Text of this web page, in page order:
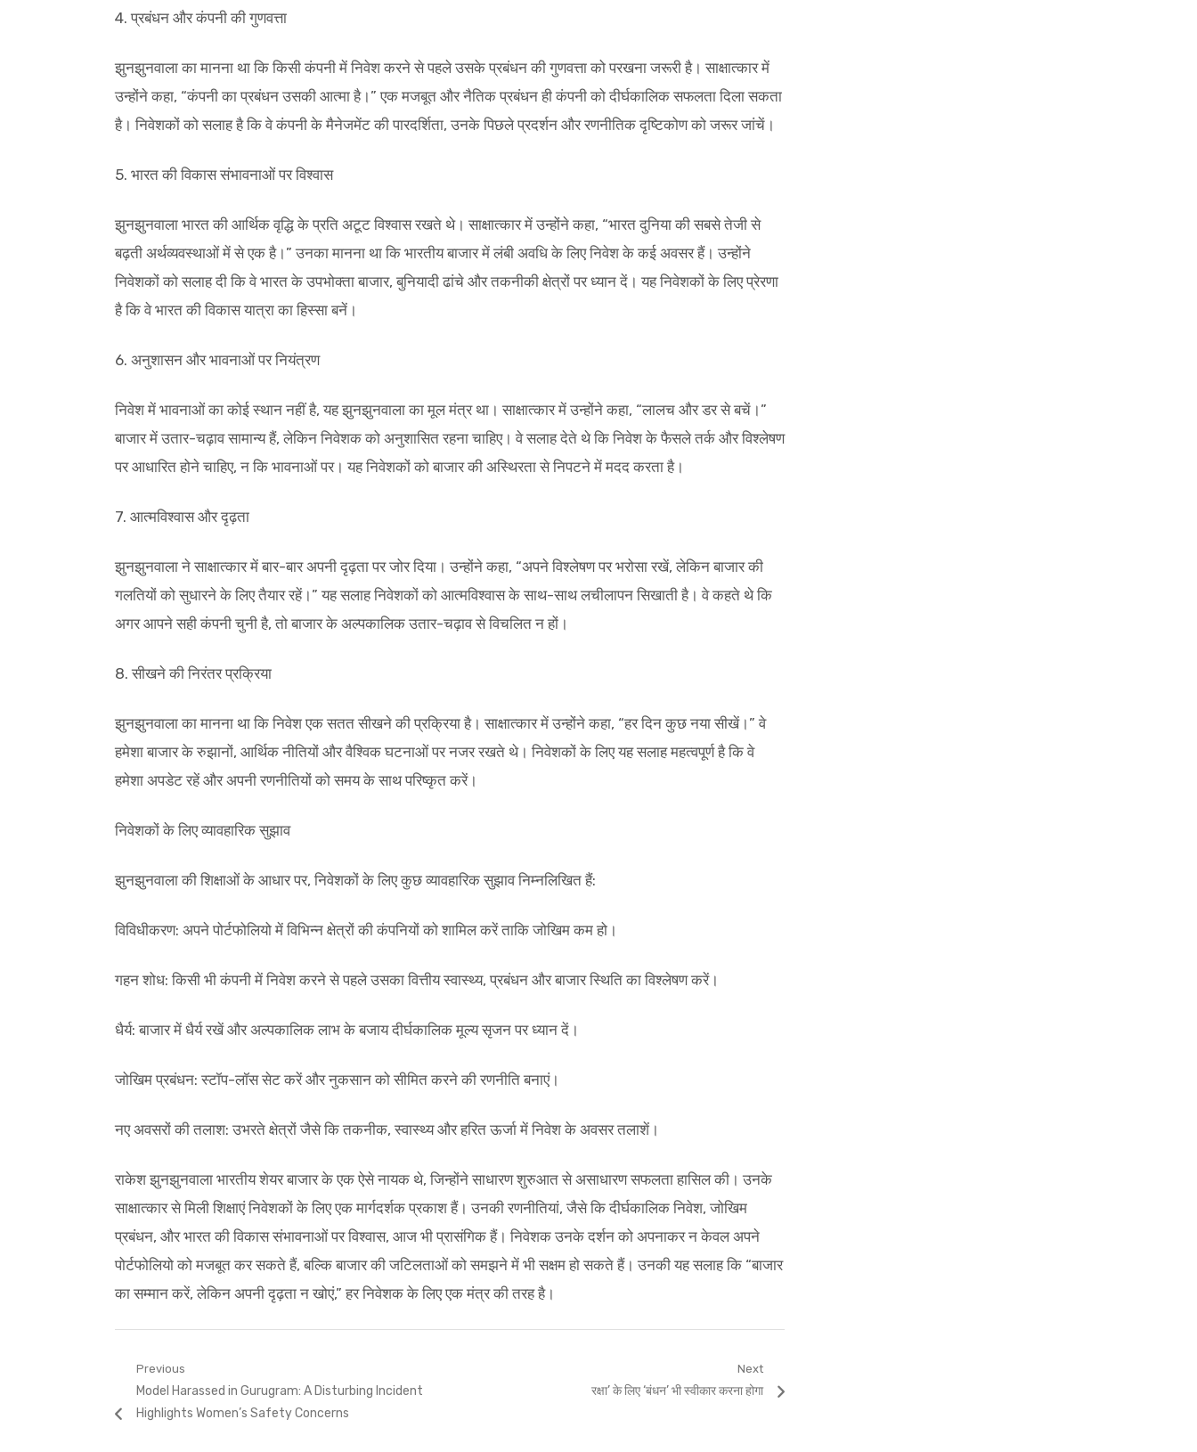
4. प्रबंधन और कंपनी की गुणवत्ता
झुनझुनवाला का मानना था कि किसी कंपनी में निवेश करने से पहले उसके प्रबंधन की गुणवत्ता को परखना जरूरी है। साक्षात्कार में
उन्होंने कहा, “कंपनी का प्रबंधन उसकी आत्मा है।” एक मजबूत और नैतिक प्रबंधन ही कंपनी को दीर्घकालिक सफलता दिला सकता
है। निवेशकों को सलाह है कि वे कंपनी के मैनेजमेंट की पारदर्शिता, उनके पिछले प्रदर्शन और रणनीतिक दृष्टिकोण को जरूर जांचें।
5. भारत की विकास संभावनाओं पर विश्वास
झुनझुनवाला भारत की आर्थिक वृद्धि के प्रति अटूट विश्वास रखते थे। साक्षात्कार में उन्होंने कहा, “भारत दुनिया की सबसे तेजी से
बढ़ती अर्थव्यवस्थाओं में से एक है।” उनका मानना था कि भारतीय बाजार में लंबी अवधि के लिए निवेश के कई अवसर हैं। उन्होंने
निवेशकों को सलाह दी कि वे भारत के उपभोक्ता बाजार, बुनियादी ढांचे और तकनीकी क्षेत्रों पर ध्यान दें। यह निवेशकों के लिए प्रेरणा
है कि वे भारत की विकास यात्रा का हिस्सा बनें।
6. अनुशासन और भावनाओं पर नियंत्रण
निवेश में भावनाओं का कोई स्थान नहीं है, यह झुनझुनवाला का मूल मंत्र था। साक्षात्कार में उन्होंने कहा, “लालच और डर से बचें।”
बाजार में उतार-चढ़ाव सामान्य हैं, लेकिन निवेशक को अनुशासित रहना चाहिए। वे सलाह देते थे कि निवेश के फैसले तर्क और विश्लेषण
पर आधारित होने चाहिए, न कि भावनाओं पर। यह निवेशकों को बाजार की अस्थिरता से निपटने में मदद करता है।
7. आत्मविश्वास और दृढ़ता
झुनझुनवाला ने साक्षात्कार में बार-बार अपनी दृढ़ता पर जोर दिया। उन्होंने कहा, “अपने विश्लेषण पर भरोसा रखें, लेकिन बाजार की
गलतियों को सुधारने के लिए तैयार रहें।” यह सलाह निवेशकों को आत्मविश्वास के साथ-साथ लचीलापन सिखाती है। वे कहते थे कि
अगर आपने सही कंपनी चुनी है, तो बाजार के अल्पकालिक उतार-चढ़ाव से विचलित न हों।
8. सीखने की निरंतर प्रक्रिया
झुनझुनवाला का मानना था कि निवेश एक सतत सीखने की प्रक्रिया है। साक्षात्कार में उन्होंने कहा, “हर दिन कुछ नया सीखें।” वे
हमेशा बाजार के रुझानों, आर्थिक नीतियों और वैश्विक घटनाओं पर नजर रखते थे। निवेशकों के लिए यह सलाह महत्वपूर्ण है कि वे
हमेशा अपडेट रहें और अपनी रणनीतियों को समय के साथ परिष्कृत करें।
निवेशकों के लिए व्यावहारिक सुझाव
झुनझुनवाला की शिक्षाओं के आधार पर, निवेशकों के लिए कुछ व्यावहारिक सुझाव निम्नलिखित हैं:
विविधीकरण: अपने पोर्टफोलियो में विभिन्न क्षेत्रों की कंपनियों को शामिल करें ताकि जोखिम कम हो।
गहन शोध: किसी भी कंपनी में निवेश करने से पहले उसका वित्तीय स्वास्थ्य, प्रबंधन और बाजार स्थिति का विश्लेषण करें।
धैर्य: बाजार में धैर्य रखें और अल्पकालिक लाभ के बजाय दीर्घकालिक मूल्य सृजन पर ध्यान दें।
जोखिम प्रबंधन: स्टॉप-लॉस सेट करें और नुकसान को सीमित करने की रणनीति बनाएं।
नए अवसरों की तलाश: उभरते क्षेत्रों जैसे कि तकनीक, स्वास्थ्य और हरित ऊर्जा में निवेश के अवसर तलाशें।
राकेश झुनझुनवाला भारतीय शेयर बाजार के एक ऐसे नायक थे, जिन्होंने साधारण शुरुआत से असाधारण सफलता हासिल की। उनके
साक्षात्कार से मिली शिक्षाएं निवेशकों के लिए एक मार्गदर्शक प्रकाश हैं। उनकी रणनीतियां, जैसे कि दीर्घकालिक निवेश, जोखिम
प्रबंधन, और भारत की विकास संभावनाओं पर विश्वास, आज भी प्रासंगिक हैं। निवेशक उनके दर्शन को अपनाकर न केवल अपने
पोर्टफोलियो को मजबूत कर सकते हैं, बल्कि बाजार की जटिलताओं को समझने में भी सक्षम हो सकते हैं। उनकी यह सलाह कि “बाजार
का सम्मान करें, लेकिन अपनी दृढ़ता न खोएं,” हर निवेशक के लिए एक मंत्र की तरह है।
Post
navigation
Previous
Previous
post:
Model Harassed in Gurugram: A Disturbing Incident
Highlights Women’s Safety Concerns
Next
Next
रक्षा’ के लिए ‘बंधन’ भी स्वीकार करना होगा